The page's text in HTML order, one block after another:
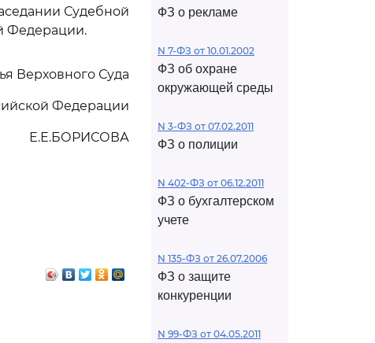
Судебной
Федерации.
Верховного Суда
Федерации
Е.Е.БОРИСОВА
ФЗ о рекламе
N 7-ФЗ от 10.01.2002
ФЗ об охране
окружающей среды
N 3-ФЗ от 07.02.2011
ФЗ о полиции
N 402-ФЗ от 06.12.2011
ФЗ о бухгалтерском
учете
N 135-ФЗ от 26.07.2006
ФЗ о защите
конкуренции
N 99-ФЗ от 04.05.2011